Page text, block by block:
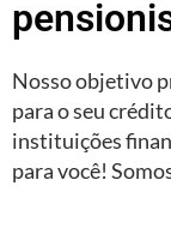
Nosso objetivo
para o seu
instituições
para você!